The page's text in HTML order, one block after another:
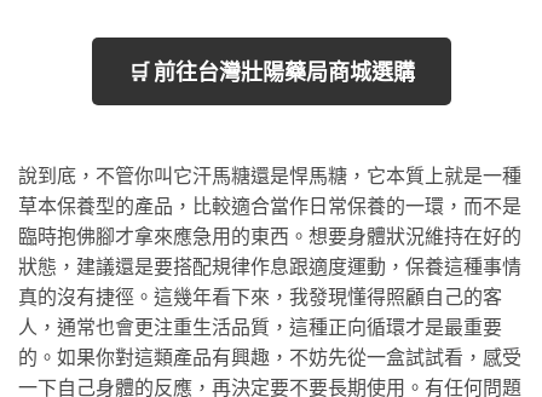
🛒 前往台灣壯陽藥局商城選購
說到底，不管你叫它汗馬糖還是悍馬糖，它本質上就是一種
草本保養型的產品，比較適合當作日常保養的一環，而不是
臨時抱佛腳才拿來應急用的東西。想要身體狀況維持在好的
狀態，建議還是要搭配規律作息跟適度運動，保養這種事情
真的沒有捷徑。這幾年看下來，我發現懂得照顧自己的客
人，通常也會更注重生活品質，這種正向循環才是最重要
的。如果你對這類產品有興趣，不妨先從一盒試試看，感受
一下自己身體的反應，再決定要不要長期使用。有任何問題